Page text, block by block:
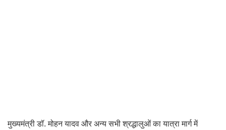
मुख्यमंत्री डॉ. मोहन यादव और अन्य सभी श्रद्धालुओं का यात्रा मार्ग में